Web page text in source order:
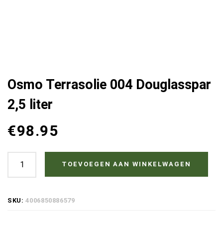
Osmo Terrasolie 004 Douglasspar
2,5 liter
€98.95
Osmo
Terrasolie
TOEVOEGEN AAN WINKELWAGEN
SKU:4006850886579